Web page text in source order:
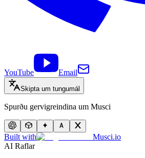
YouTube Email
Skipta um tungumál
Spurðu gervigreindina um Musci
Built with
Musci.io
AI Raflar